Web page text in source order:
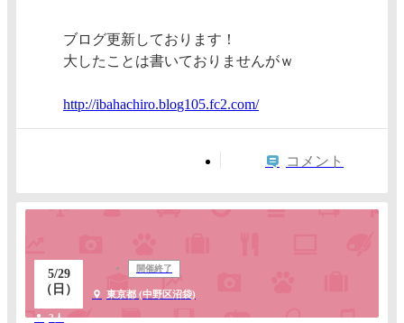
ブログ更新しております！
大したことは書いておりませんがｗ
http://ibahachiro.blog105.fc2.com/
コメント
5/29
（日）
開催終了
東京都 (中野区沼袋)
2人